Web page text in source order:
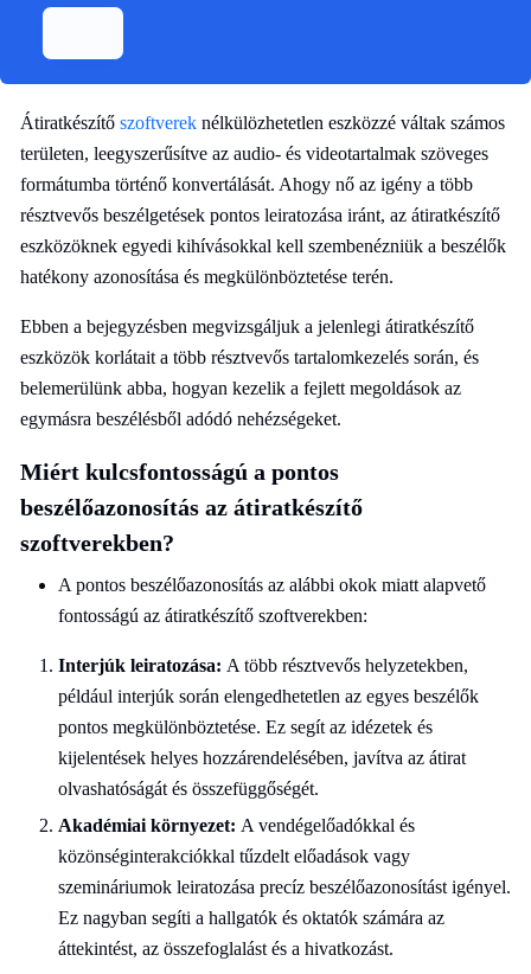
Átiratkészítő szoftverek nélkülözhetetlen eszközzé váltak számos
területen, leegyszerűsítve az audio- és videotartalmak szöveges
formátumba történő konvertálását. Ahogy nő az igény a több
résztvevős beszélgetések pontos leiratozása iránt, az átiratkészítő
eszközöknek egyedi kihívásokkal kell szembenézniük a beszélők
hatékony azonosítása és megkülönböztetése terén.
Ebben a bejegyzésben megvizsgáljuk a jelenlegi átiratkészítő
eszközök korlátait a több résztvevős tartalomkezelés során, és
belemerülünk abba, hogyan kezelik a fejlett megoldások az
egymásra beszélésből adódó nehézségeket.
Miért kulcsfontosságú a pontos
beszélőazonosítás az átiratkészítő
szoftverekben?
A pontos beszélőazonosítás az alábbi okok miatt alapvető
fontosságú az átiratkészítő szoftverekben:
Interjúk leiratozása: A több résztvevős helyzetekben,
például interjúk során elengedhetetlen az egyes beszélők
pontos megkülönböztetése. Ez segít az idézetek és
kijelentések helyes hozzárendelésében, javítva az átirat
olvashatóságát és összefüggőségét.
Akadémiai környezet: A vendégelőadókkal és
közönséginterakciókkal tűzdelt előadások vagy
szemináriumok leiratozása precíz beszélőazonosítást igényel.
Ez nagyban segíti a hallgatók és oktatók számára az
áttekintést, az összefoglalást és a hivatkozást.